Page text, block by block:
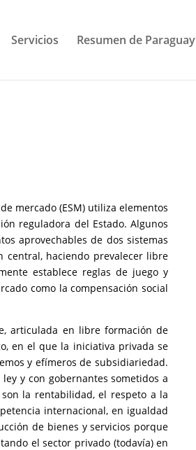
Servicios Resumen de Paraguay
mercado (ESM) utiliza elementos
reguladora del Estado. Algunos
aprovechables de dos sistemas
central, haciendo prevalecer libre
establece reglas de juego y
como la compensación social
articulada en libre formación de
en el que la iniciativa privada se
y efímeros de subsidiariedad.
y con gobernantes sometidos a
la rentabilidad, el respeto a la
internacional, en igualdad
de bienes y servicios porque
el sector privado (todavía) en